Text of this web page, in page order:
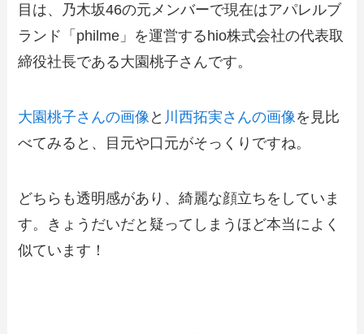
目は、乃木坂46の元メンバーで現在はアパレルブ
ランド「philme」を運営するhio株式会社の代表取
締役社長である大園桃子さんです。
大園桃子さんの画像 と 川西拓実さんの画像 を見比
べてみると、目元や口元がそっくりですね。
どちらも透明感があり、綺麗な顔立ちをしていま
す。きょうだいだと疑ってしまうほど本当によく
似ています！